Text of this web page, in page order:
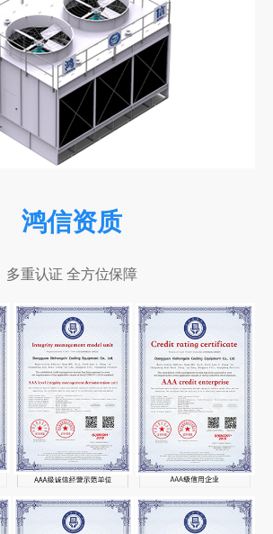
鸿信资质
多重认证 全方位保障